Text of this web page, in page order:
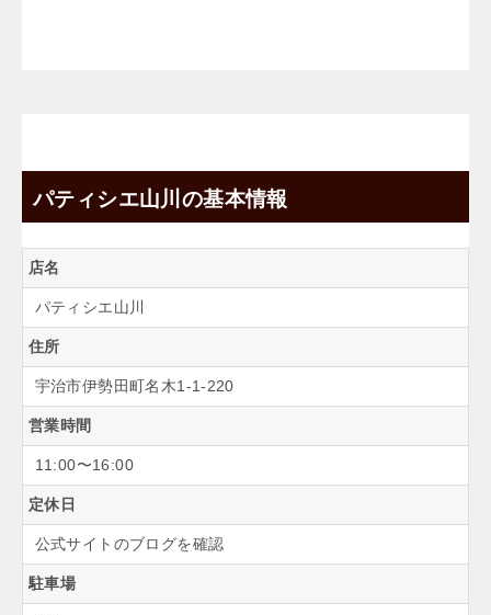
パティシエ山川の基本情報
店名
パティシエ山川
住所
宇治市伊勢田町名木1-1-220
営業時間
11:00〜16:00
定休日
公式サイトのブログを確認
駐車場